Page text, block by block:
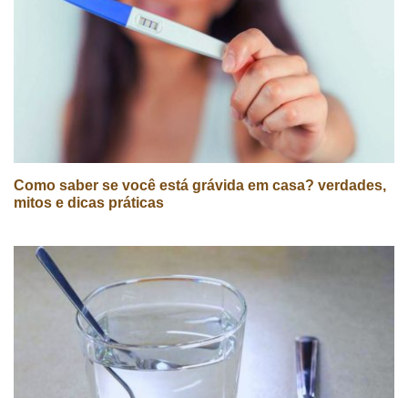
Como saber se você está grávida em casa? verdades,
mitos e dicas práticas